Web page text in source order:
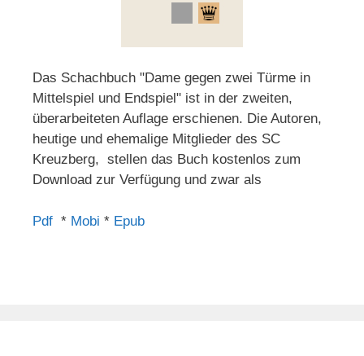
Das Schachbuch "Dame gegen zwei Türme in
Mittelspiel und Endspiel" ist in der zweiten,
überarbeiteten Auflage erschienen. Die Autoren,
heutige und ehemalige Mitglieder des SC
Kreuzberg, stellen das Buch kostenlos zum
Download zur Verfügung und zwar als
Pdf * Mobi * Epub